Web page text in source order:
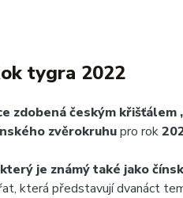
tygra 2022
zdobená českým křišťálem
zvěrokruhupro rok
je známý také jako
která představují dvanáct